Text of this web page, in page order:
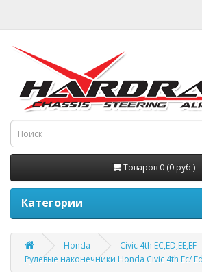
Товаров 0 (0 руб.)
Категории
Honda
Civic 4th EC,ED,EE,EF
Рулевые наконечники Honda Civic 4th Ec/